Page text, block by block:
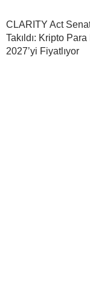
CLARITY Act
Takıldı: Kripto Para
2027’yi Fiyatlıyor